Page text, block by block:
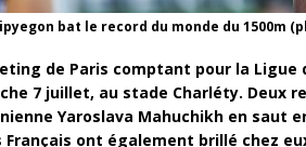
bat le record du monde du 1500m
de Paris comptant pour la Ligue
7 juillet, au stade Charléty. Deux
Yaroslava Mahuchikh en saut
Français ont également brillé chez